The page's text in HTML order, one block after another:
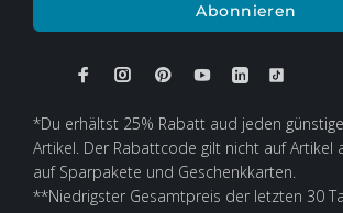
Abonnieren
*Du erhältst 25% Rabatt aud jeden
Artikel. Der Rabattcode gilt nicht auf Artikel
auf Sparpakete und Geschenkkarten.
**Niedrigster Gesamtpreis der letzten 30